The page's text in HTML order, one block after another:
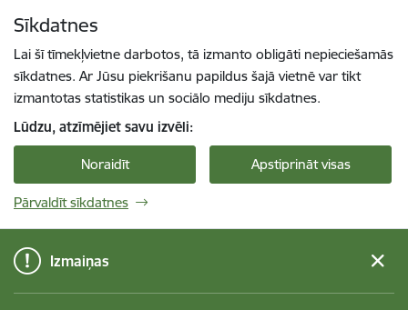
Sīkdatnes
Lai šī tīmekļvietne darbotos, tā izmanto obligāti nepieciešamās
sīkdatnes. Ar Jūsu piekrišanu papildus šajā vietnē var tikt
izmantotas statistikas un sociālo mediju sīkdatnes.
Lūdzu, atzīmējiet savu izvēli:
Noraidīt Apstiprināt visas
Pārvaldīt sīkdatnes
Izmaiņas